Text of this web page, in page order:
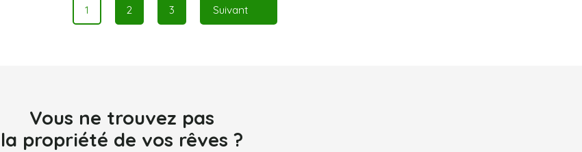
1 2 3 Suivant
Vous ne trouvez pas
la propriété de vos rêves ?